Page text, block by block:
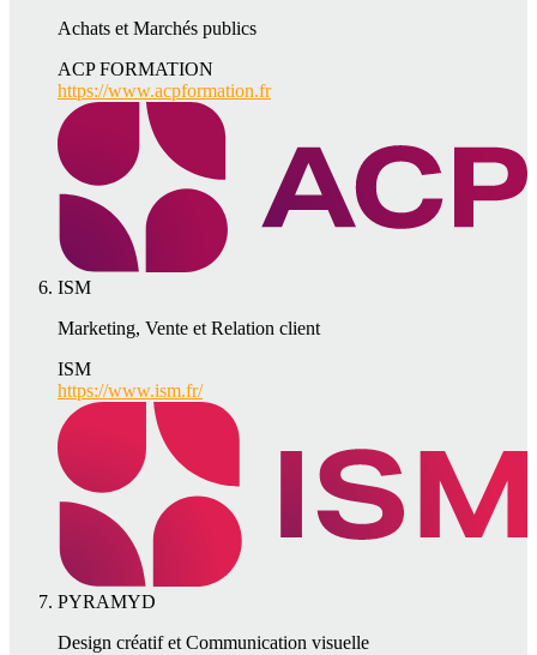
Achats et Marchés publics
ACP FORMATION
https://www.acpformation.fr
ISM
Marketing, Vente et Relation client
ISM
https://www.ism.fr/
PYRAMYD
Design créatif et Communication visuelle